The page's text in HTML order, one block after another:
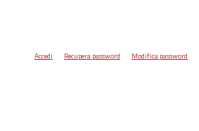
Accedi Recupera password Modifica password